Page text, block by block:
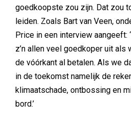
goedkoopste zou zijn. Dat zou
leiden. Zoals Bart van Veen,
Price in een interview aangeeft:
z’n allen veel goedkoper uit als
de vóórkant al betalen. Als we
in de toekomst namelijk de
klimaatschade, ontbossing en
bord.’